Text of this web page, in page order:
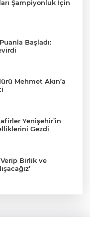
Şampiyonluk İçin
Başladı:
Mehmet Akın’a
Yenişehir’in
Gezdi
Birlik ve